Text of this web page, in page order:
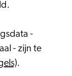
-
- zijn te
.